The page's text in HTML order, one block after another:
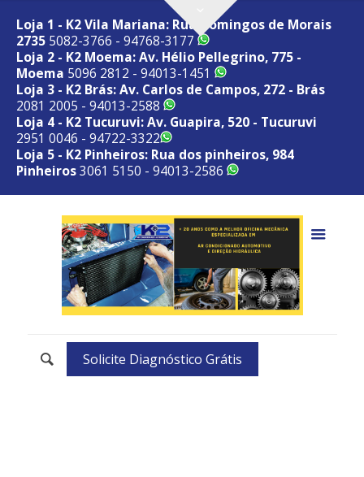
Loja 1 - K2 Vila Mariana: Rua Domingos de Morais
2735 5082-3766 - 94768-3177
Loja 2 - K2 Moema: Av. Hélio Pellegrino, 775 -
Moema 5096 2812 - 94013-1451
Loja 3 - K2 Brás: Av. Carlos de Campos, 272 - Brás
2081 2005 - 94013-2588
Loja 4 - K2 Tucuruvi: Av. Guapira, 520 - Tucuruvi
2951 0046 - 94722-3322
Loja 5 - K2 Pinheiros: Rua dos pinheiros, 984
Pinheiros3061 5150 - 94013-2586
Solicite Diagnóstico Grátis